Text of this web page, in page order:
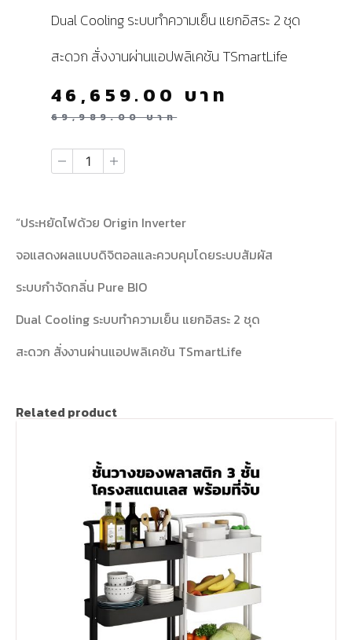
Dual Cooling ระบบทำความเย็น แยกอิสระ 2 ชุด
สะดวก สั่งงานผ่านแอปพลิเคชัน TSmartLife
69,989.00บาท
46,659.00 บาท
“ประหยัดไฟด้วย Origin Inverter
จอแสดงผลแบบดิจิตอลและควบคุมโดยระบบสัมผัส
ระบบกำจัดกลิ่น Pure BIO
Dual Cooling ระบบทำความเย็น แยกอิสระ 2 ชุด
สะดวก สั่งงานผ่านแอปพลิเคชัน TSmartLife
Related product